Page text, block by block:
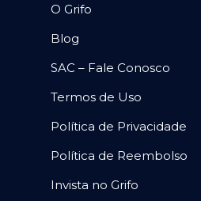
O Grifo
Blog
SAC – Fale Conosco
Termos de Uso
Política de Privacidade
Política de Reembolso
Invista no Grifo